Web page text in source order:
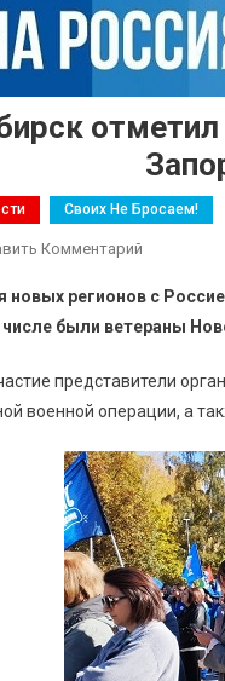
Своих Не Бросаем!
Комментарий
новых регионов с
были ветераны
представители
военной операции, а